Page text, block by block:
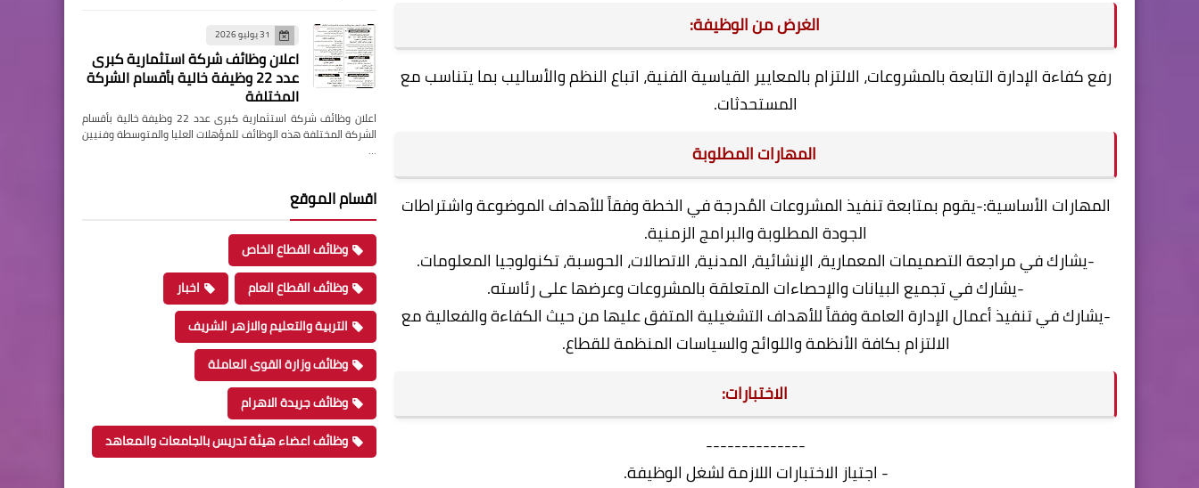
الغرض من الوظيفة:
رفع كفاءة الإدارة التابعة بالمشروعات، الالتزام بالمعايير القياسية الفنية، اتباع النظم والأساليب بما يتناسب مع
المستحدثات.
المهارات المطلوبة
المهارات الأساسية:-يقوم بمتابعة تنفيذ المشروعات المُدرجة في الخطة وفقاً للأهداف الموضوعة واشتراطات
الجودة المطلوبة والبرامج الزمنية.
-يشارك في مراجعة التصميمات المعمارية، الإنشائية، المدنية، الاتصالات، الحوسبة، تكنولوجيا المعلومات.
-يشارك في تجميع البيانات والإحصاءات المتعلقة بالمشروعات وعرضها على رئاسته.
-يشارك في تنفيذ أعمال الإدارة العامة وفقاً للأهداف التشغيلية المتفق عليها من حيث الكفاءة والفعالية مع
الالتزام بكافة الأنظمة واللوائح والسياسات المنظمة للقطاع.
الاختبارات:
--------------
- اجتياز الاختبارات اللازمة لشغل الوظيفة.
31 يوليو 2026
اعلان وظائف شركة استثمارية كبرى
عدد 22 وظيفة خالية بأقسام الشركة
المختلفة
اعلان وظائف شركة استثمارية كبرى عدد 22 وظيفة خالية بأقسام
الشركة المختلفة هذه الوظائف للمؤهلات العليا والمتوسطة وفنيين
…
اقسام الموقع
وظائف القطاع الخاص
وظائف القطاع العام
اخبار
التربية والتعليم والازهر الشريف
وظائف وزارة القوى العاملة
وظائف جريدة الاهرام
وظائف اعضاء هيئة تدريس بالجامعات والمعاهد